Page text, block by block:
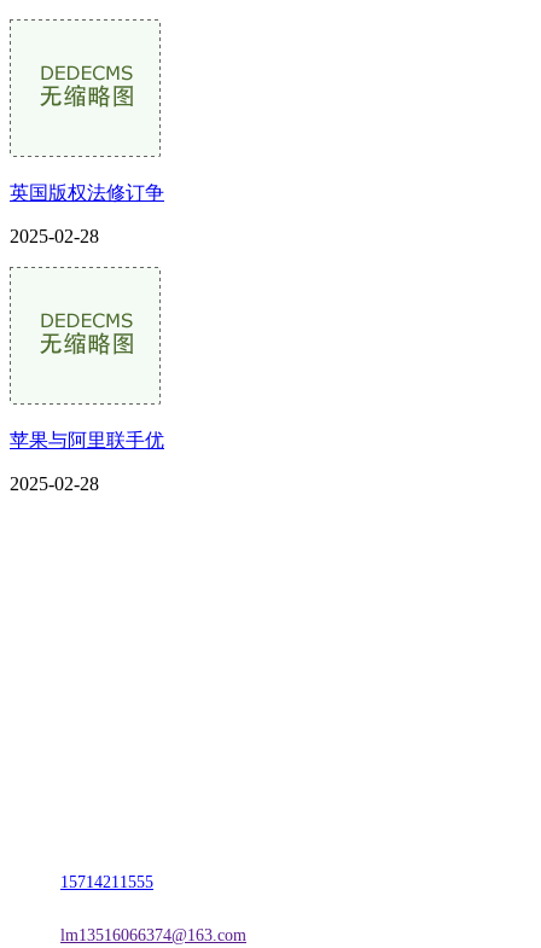
英国版权法修订争
2025-02-28
苹果与阿里联手优
2025-02-28
15714211555
lm13516066374@163.com